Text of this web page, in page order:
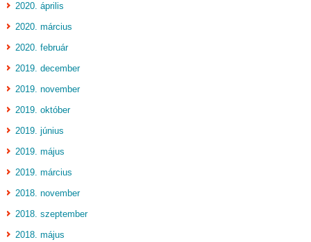
2020. április
2020. március
2020. február
2019. december
2019. november
2019. október
2019. június
2019. május
2019. március
2018. november
2018. szeptember
2018. május